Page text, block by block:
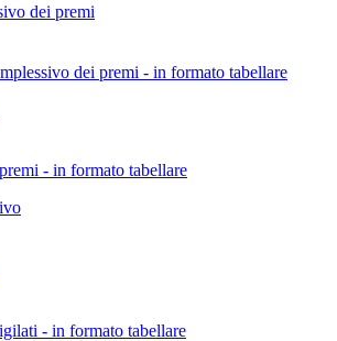
dei premi
dei premi - in formato tabellare
- in formato tabellare
- in formato tabellare